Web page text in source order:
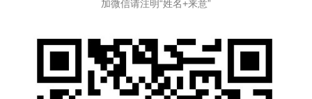
加微信请注明“姓名+来意”